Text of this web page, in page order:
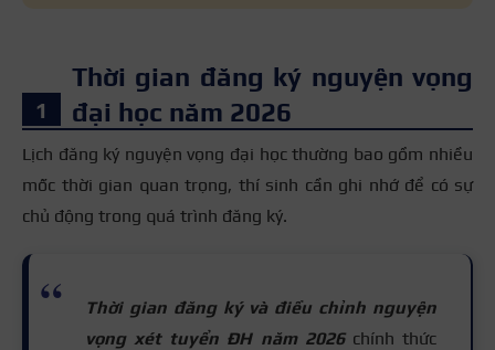
Thời gian đăng ký nguyện vọng
đại học năm 2026
Lịch đăng ký nguyện vọng đại học thường bao gồm nhiều
mốc thời gian quan trọng, thí sinh cần ghi nhớ để có sự
chủ động trong quá trình đăng ký.
Thời gian đăng ký và điều chỉnh nguyện
vọng xét tuyển ĐH năm 2026chính thức